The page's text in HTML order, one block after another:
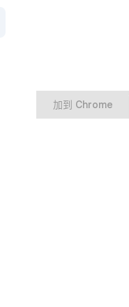
加到 Chrome